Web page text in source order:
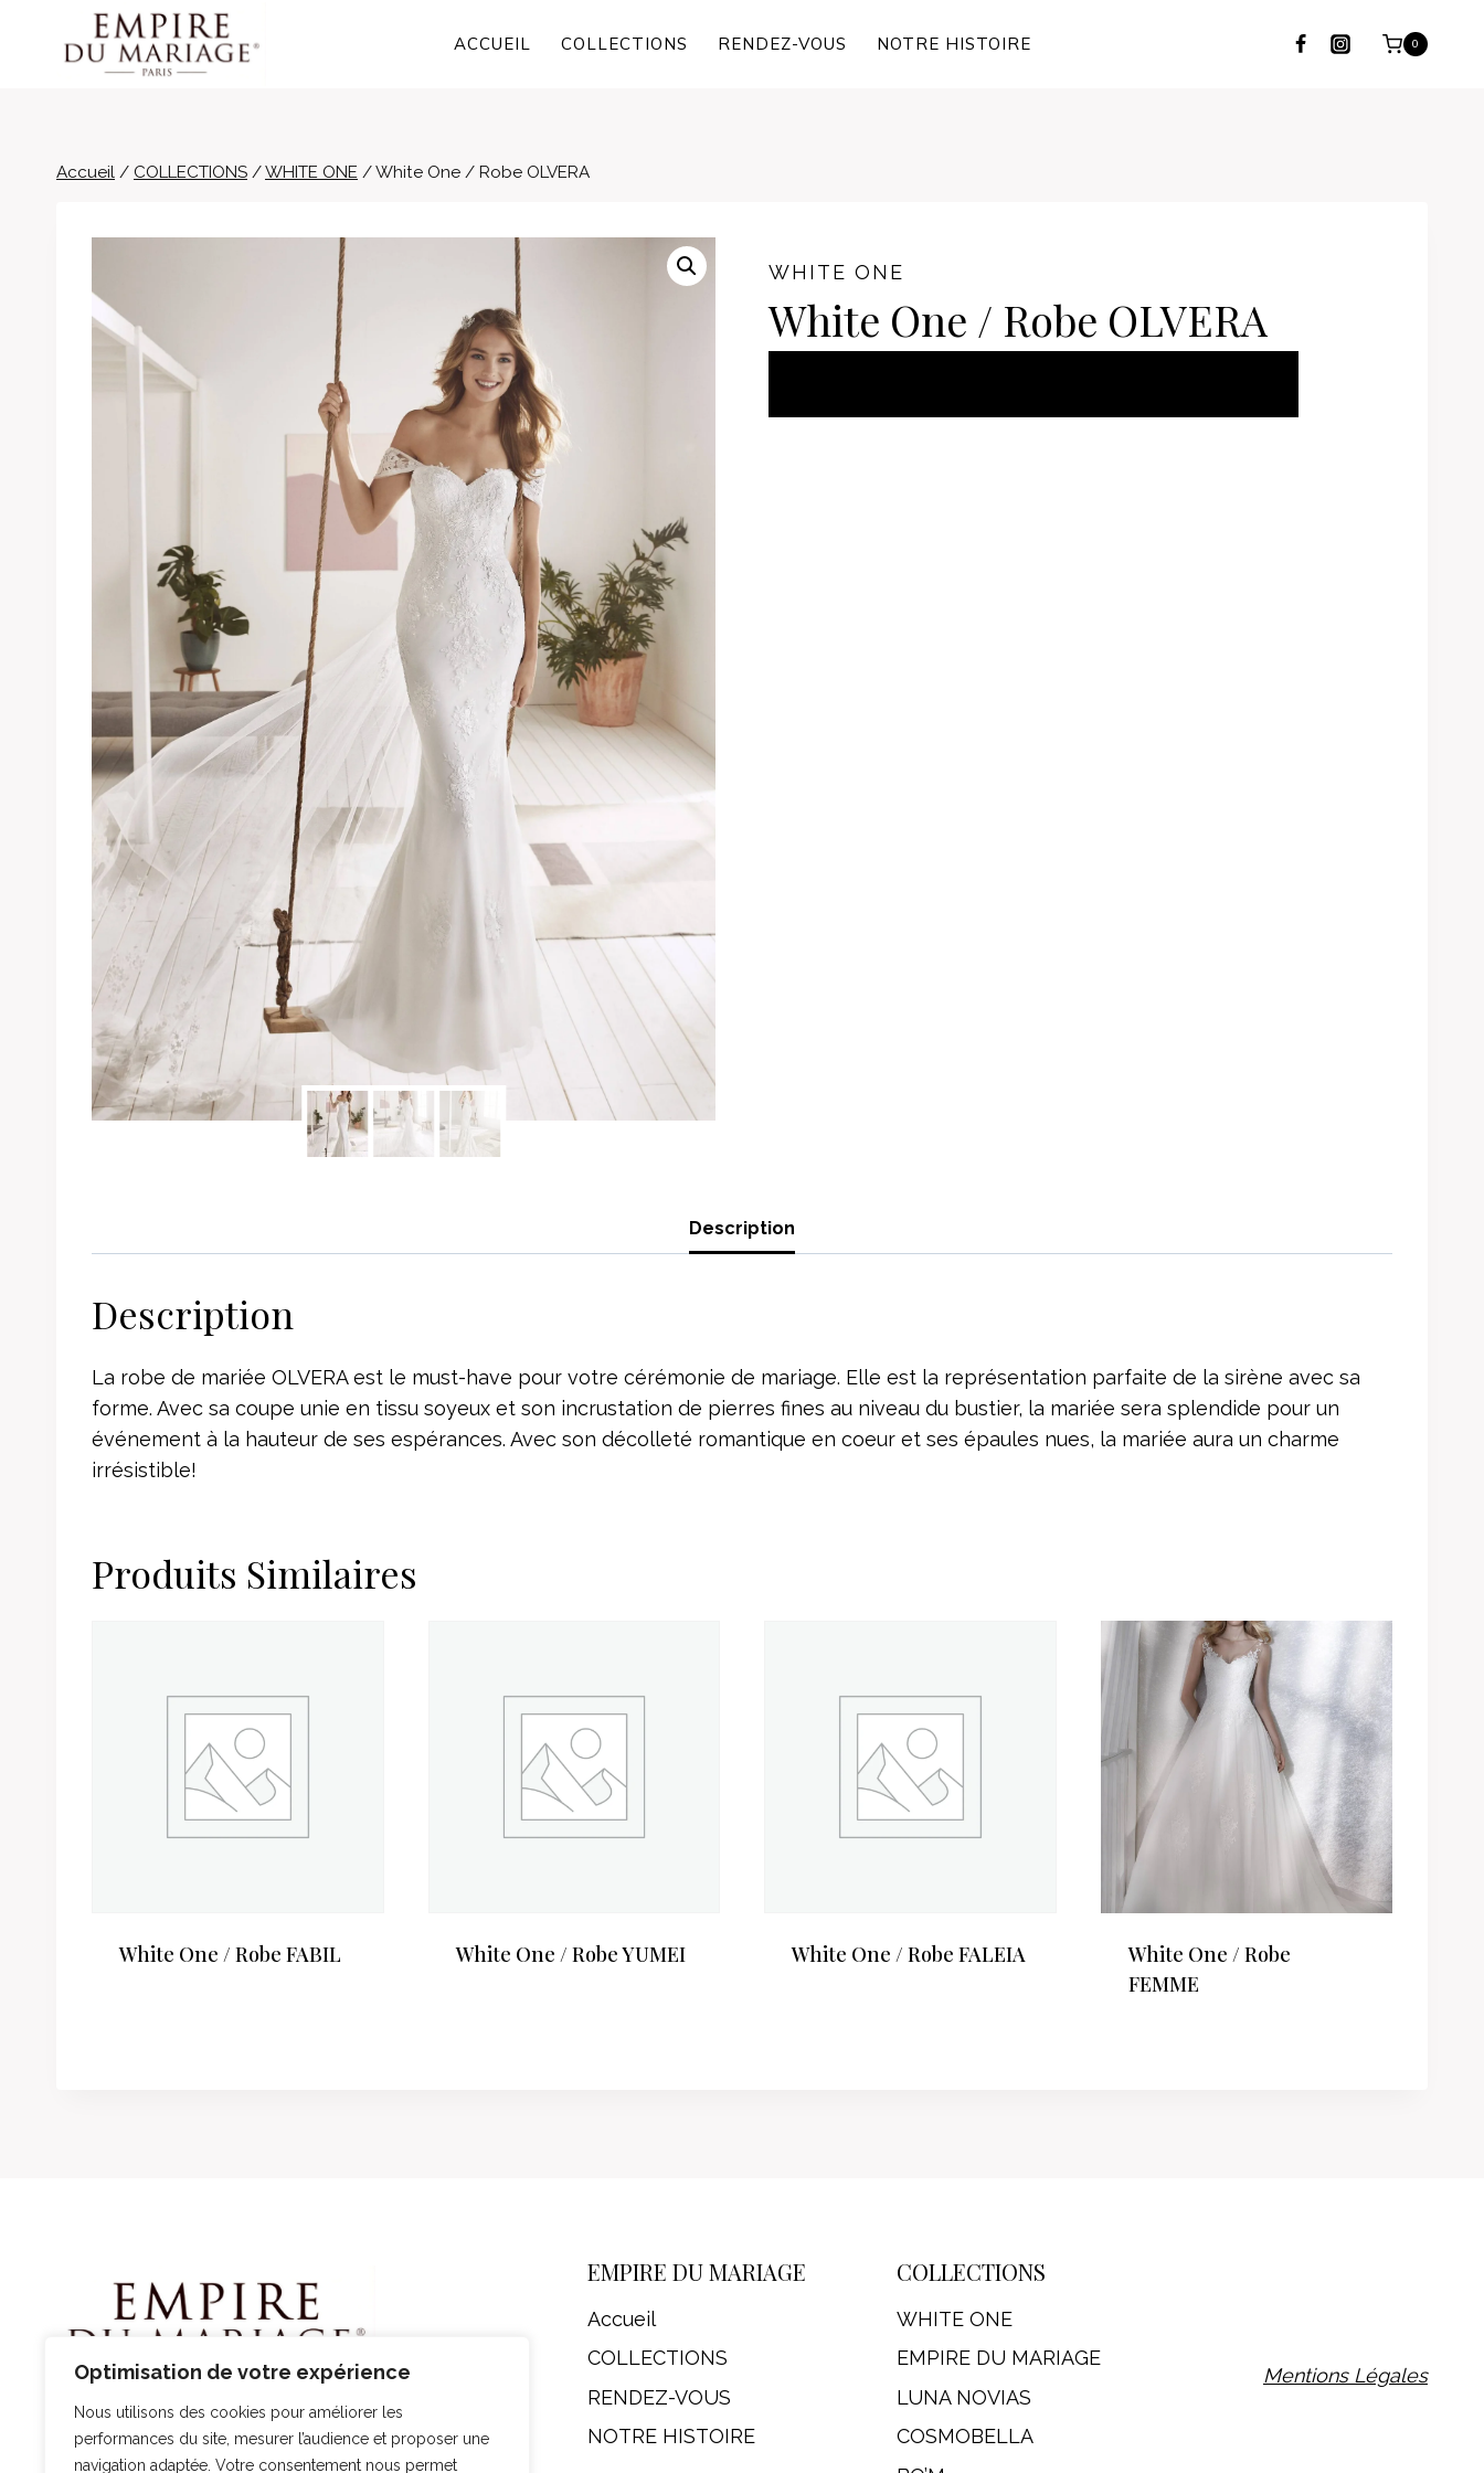
Optimisation de votre expérience
Nous utilisons des cookies pour améliorer les
performances du site, mesurer l’audience et proposer une
navigation adaptée. Votre consentement nous permet
ACCUEIL COLLECTIONS RENDEZ-VOUS NOTRE HISTOIRE 0
Accueil / COLLECTIONS /WHITE ONE /White One / Robe OLVERA
WHITE ONE
White One / Robe OLVERA
Description
Description
La robe de mariée OLVERA est le must-have pour votre cérémonie de mariage. Elle est la représentation parfaite de la sirène avec sa
forme. Avec sa coupe unie en tissu soyeux et son incrustation de pierres fines au niveau du bustier, la mariée sera splendide pour un
événement à la hauteur de ses espérances. Avec son décolleté romantique en coeur et ses épaules nues, la mariée aura un charme
irrésistible!
Produits Similaires
White One / Robe FABIL White One / Robe YUMEI White One / Robe FALEIA
White One / Robe
FEMME
EMPIRE DU MARIAGE
Accueil
COLLECTIONS
RENDEZ-VOUS
NOTRE HISTOIRE
COLLECTIONS
WHITE ONE
EMPIRE DU MARIAGE
LUNA NOVIAS
COSMOBELLA
Mentions Légales